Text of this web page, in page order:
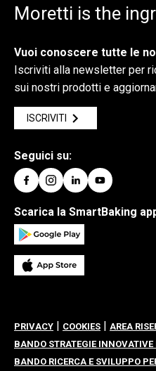
Moretti is the
Vuoi conoscere tutte le
Iscriviti alla newsletter per
sui nostri prodotti e
ISCRIVITI
Seguici su:
Scarica la SmartBaking
PRIVACY | COOKIES | AREA
BANDO STRATEGIE
BANDO RICERCA E SVILUPPO